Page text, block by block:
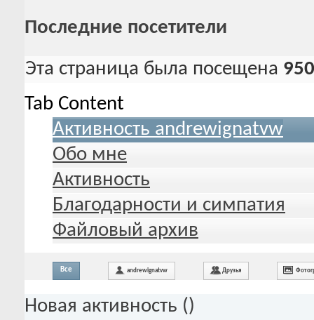
Последние посетители
Эта страница была посещена 950
Tab Content
Активность andrewignatvw
Обо мне
Активность
Благодарности и симпатия
Файловый архив
Все andrewignatvw Друзья
Новая активность ()